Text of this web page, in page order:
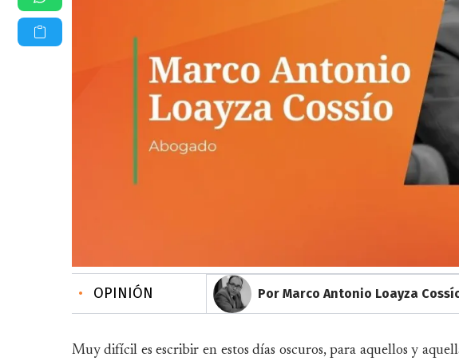
• OPINIÓN Por Marco Antonio Loayza
Muy difícil es escribir en estos días oscuros, para aquellos y